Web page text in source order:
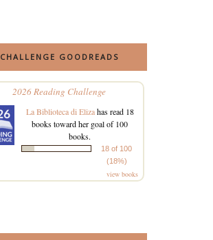
CHALLENGE GOODREADS
2026 Reading Challenge
La Biblioteca di Elizahas read 18
books toward her goal of 100
books.
18 of 100
(18%)
view books